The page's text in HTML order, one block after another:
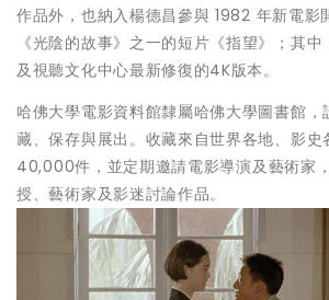
作品外，也納入楊德昌參與 1982 年新電影
《光陰的故事》之一的短片《指望》；其
及視聽文化中心最新修復的4K版本。
哈佛大學電影資料館隸屬哈佛大學圖書館，
藏、保存與展出。收藏來自世界各地、影史
40,000件，並定期邀請電影導演及藝術家
授、藝術家及影迷討論作品。